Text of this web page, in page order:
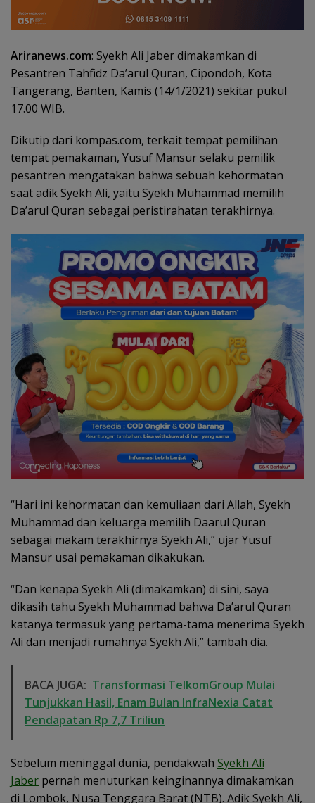
Ariranews.com: Syekh Ali Jaber dimakamkan di
Pesantren Tahfidz Da’arul Quran, Cipondoh, Kota
Tangerang, Banten, Kamis (14/1/2021) sekitar pukul
17.00 WIB.
Dikutip dari kompas.com, terkait tempat pemilihan
tempat pemakaman, Yusuf Mansur selaku pemilik
pesantren mengatakan bahwa sebuah kehormatan
saat adik Syekh Ali, yaitu Syekh Muhammad memilih
Da’arul Quran sebagai peristirahatan terakhirnya.
“Hari ini kehormatan dan kemuliaan dari Allah, Syekh
Muhammad dan keluarga memilih Daarul Quran
sebagai makam terakhirnya Syekh Ali,” ujar Yusuf
Mansur usai pemakaman dikakukan.
“Dan kenapa Syekh Ali (dimakamkan) di sini, saya
dikasih tahu Syekh Muhammad bahwa Da’arul Quran
katanya termasuk yang pertama-tama menerima Syekh
Ali dan menjadi rumahnya Syekh Ali,” tambah dia.
BACA JUGA: Transformasi TelkomGroup Mulai
Tunjukkan Hasil, Enam Bulan InfraNexia Catat
Pendapatan Rp 7,7 Triliun
Sebelum meninggal dunia, pendakwah Syekh Ali
Jaber pernah menuturkan keinginannya dimakamkan
di Lombok, Nusa Tenggara Barat (NTB). Adik Syekh Ali,